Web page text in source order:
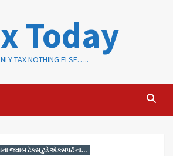
Today
TAX NOTHING ELSE…..
જવાબ ટેક્સ ટુડે એક્સપર્ટ ના...